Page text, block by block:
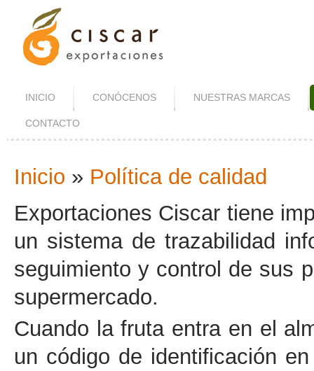
INICIO CONÓCENOS NUESTRAS MARCAS
CONTACTO
Se Encuentra Usted Aquí
Inicio » Política de calidad
Exportaciones Ciscar tiene
un sistema de trazabilidad
seguimiento y control de sus
supermercado.
Cuando la fruta entra en el
un código de identificación